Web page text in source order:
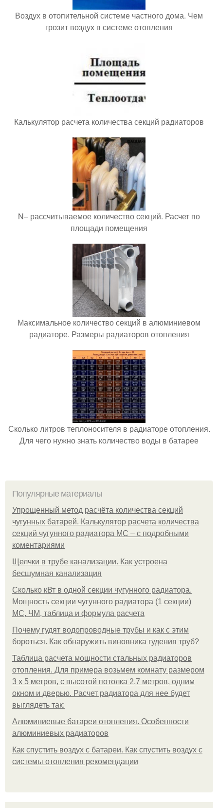
Воздух в отопительной системе частного дома. Чем
грозит воздух в системе отопления
Калькулятор расчета количества секций радиаторов
N– рассчитываемое количество секций. Расчет по
площади помещения
Максимальное количество секций в алюминиевом
радиаторе. Размеры радиаторов отопления
Сколько литров теплоносителя в радиаторе отопления.
Для чего нужно знать количество воды в батарее
Популярные материалы
Упрощенный метод расчёта количества секций
чугунных батарей. Калькулятор расчета количества
секций чугунного радиатора МС – с подробными
коментариями
Щелчки в трубе канализации. Как устроена
бесшумная канализация
Сколько кВт в одной секции чугунного радиатора.
Мощность секции чугунного радиатора (1 секции)
МС, ЧМ, таблица и формула расчета
Почему гудят водопроводные трубы и как с этим
бороться. Как обнаружить виновника гудения труб?
Таблица расчета мощности стальных радиаторов
отопления. Для примера возьмем комнату размером
3 х 5 метров, с высотой потолка 2,7 метров, одним
окном и дверью. Расчет радиатора для нее будет
выглядеть так:
Алюминиевые батареи отопления. Особенности
алюминиевых радиаторов
Как спустить воздух с батареи. Как спустить воздух с
системы отопления рекомендации